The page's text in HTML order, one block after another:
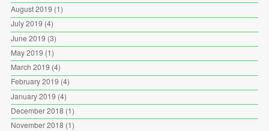
August 2019 (1)
July 2019 (4)
June 2019 (3)
May 2019 (1)
March 2019 (4)
February 2019 (4)
January 2019 (4)
December 2018 (1)
November 2018 (1)